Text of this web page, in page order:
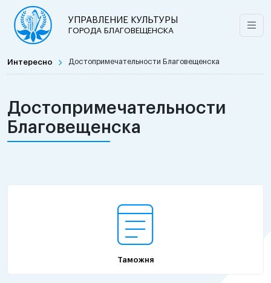
УПРАВЛЕНИЕ КУЛЬТУРЫ
ГОРОДА БЛАГОВЕЩЕНСКА
Интересно Достопримечательности Благовещенска
Достопримечательности
Благовещенска
Таможня